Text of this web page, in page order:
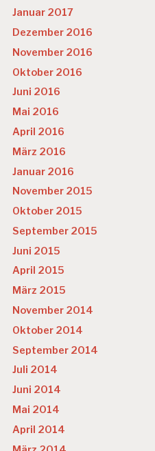
Januar 2017
Dezember 2016
November 2016
Oktober 2016
Juni 2016
Mai 2016
April 2016
März 2016
Januar 2016
November 2015
Oktober 2015
September 2015
Juni 2015
April 2015
März 2015
November 2014
Oktober 2014
September 2014
Juli 2014
Juni 2014
Mai 2014
April 2014